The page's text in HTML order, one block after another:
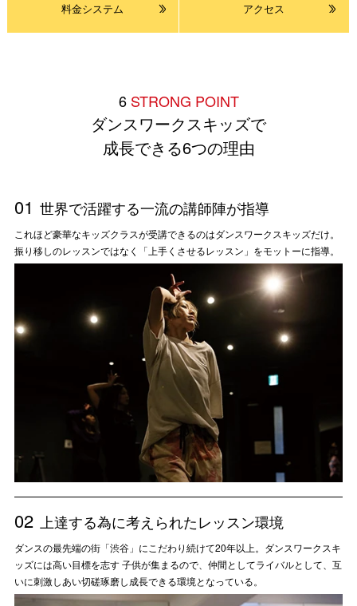
料金システム アクセス
6 STRONG POINT
ダンスワークスキッズで
成長できる6つの理由
01 世界で活躍する一流の講師陣が指導
これほど豪華なキッズクラスが受講できるのはダンスワークスキッズだけ。
振り移しのレッスンではなく「上手くさせるレッスン」をモットーに指導。
02 上達する為に考えられたレッスン環境
ダンスの最先端の街「渋谷」にこだわり続けて20年以上。ダンスワークスキ
ッズには高い目標を志す 子供が集まるので、仲間としてライバルとして、互
いに刺激しあい切磋琢磨し成長できる環境となっている。